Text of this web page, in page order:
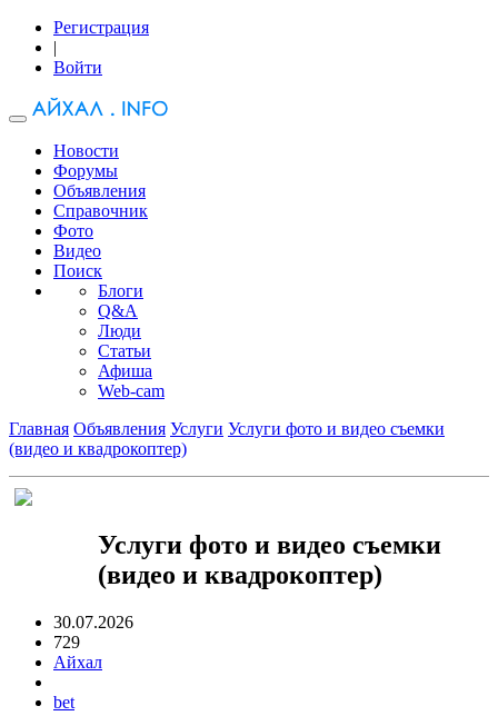
Регистрация
|
Войти
Новости
Форумы
Объявления
Справочник
Фото
Видео
Поиск
Блоги
Q&A
Люди
Статьи
Афиша
Web-cam
Главная Объявления Услуги Услуги фото и видео съемки
(видео и квадрокоптер)
Услуги фото и видео съемки
(видео и квадрокоптер)
30.07.2026
729
Айхал
bet